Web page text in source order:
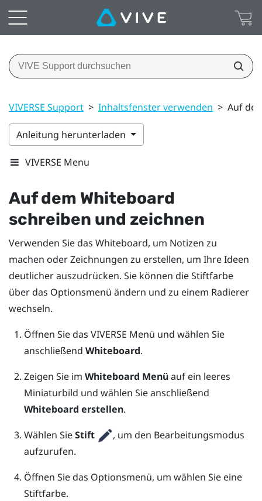
VIVERSE Support > Inhaltsfenster verwenden > Auf
Anleitung herunterladen
VIVERSE Menu
Auf dem Whiteboard
schreiben und zeichnen
Verwenden Sie das Whiteboard, um Notizen zu
machen oder Zeichnungen zu erstellen, um Ihre Ideen
deutlicher auszudrücken. Sie können die Stiftfarbe
über das Optionsmenü ändern und zu einem Radierer
wechseln.
Öffnen Sie das VIVERSE Menü und wählen Sie
anschließend Whiteboard.
Zeigen Sie im Whiteboard Menüauf ein leeres
Miniaturbild und wählen Sie anschließend
Whiteboard erstellen.
Wählen SieStift
, um den Bearbeitungsmodus
aufzurufen.
Öffnen Sie das Optionsmenü, um wählen Sie eine
Stiftfarbe.